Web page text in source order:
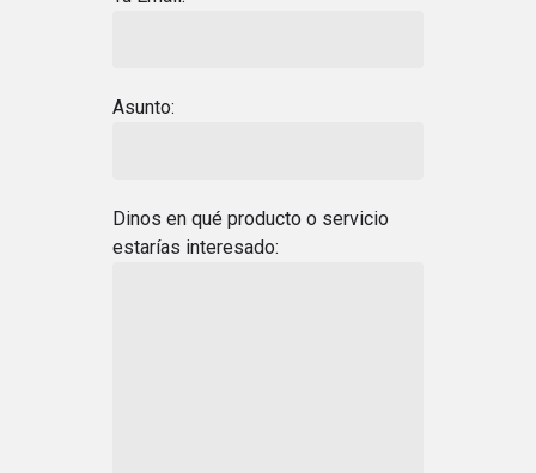
Asunto:
Dinos en qué producto o servicio
estarías interesado: